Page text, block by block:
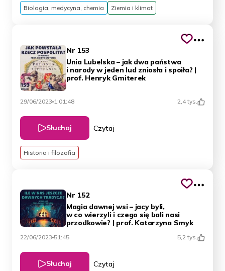
Biologia, medycyna, chemia Ziemia i klimat
Nr 153
Unia Lubelska – jak dwa państwa
i narody w jeden lud zniosła i spoiła? |
prof. Henryk Gmiterek
29/06/2023 1:01:48 2,4 tys.
Słuchaj Czytaj
Historia i filozofia
Nr 152
Magia dawnej wsi – jacy byli,
w co wierzyli i czego się bali nasi
przodkowie? | prof. Katarzyna Smyk
22/06/2023 51:45 5,2 tys.
Słuchaj Czytaj